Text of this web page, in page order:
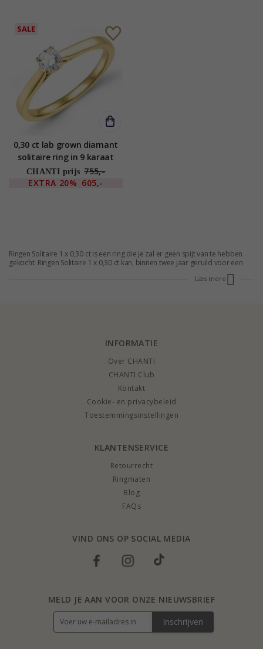
SALE
0,30 ct lab grown diamant
solitaire ring in 9 karaat
goud 0,30 ct
CHANTI prijs 755,-
EXTRA 20% 605,-
Ringen Solitaire 1 x 0,30 ct is een ring die je zal er geen spijt van te hebben
gekocht. Ringen Solitaire 1 x 0,30 ct kan, binnen twee jaar geruild voor een
x 0,30 ct is een mooie en elegante ring kun je de rest van hun leven hebben.
Læs mere
INFORMATIE
Over CHANTI
CHANTI Club
Kontakt
Cookie- en privacybeleid
Toestemmingsinstellingen
KLANTENSERVICE
Retourrecht
Ringmaten
Blog
FAQs
VIND ONS OP SOCIAL MEDIA
MELD JE AAN VOOR ONZE NIEUWSBRIEF
Inschrijven